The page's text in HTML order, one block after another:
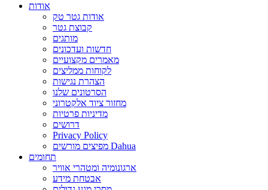
אודות
אודות גטר טק
קבוצת גטר
מותגים
חדשות ועדכונים
מאמרים מקצועיים
לקוחות ממליצים
הצהרת נגישות
הסרטונים שלנו
מחזור ציוד אלקטרוני
מדיניות פרטיות
דרושים
Privacy Policy
מפיצים מורשים Dahua
תחומים
ארגונומיה ומטהרי אוויר
אבטחת מידע